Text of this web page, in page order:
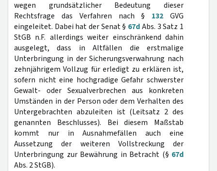
wegen grundsätzlicher Bedeutung dieser
Rechtsfrage das Verfahren nach § 132 GVG
eingeleitet. Dabei hat der Senat § 67dAbs. 3 Satz 1
StGB n.F. allerdings weiter einschränkend dahin
ausgelegt, dass in Altfällen die erstmalige
Unterbringung in der Sicherungsverwahrung nach
zehnjährigem Vollzug für erledigt zu erklären ist,
sofern nicht eine hochgradige Gefahr schwerster
Gewalt- oder Sexualverbrechen aus konkreten
Umständen in der Person oder dem Verhalten des
Untergebrachten abzuleiten ist (Leitsatz 2 des
genannten Beschlusses). Bei diesem Maßstab
kommt nur in Ausnahmefällen auch eine
Aussetzung der weiteren Vollstreckung der
Unterbringung zur Bewährung in Betracht (§ 67d
Abs. 2 StGB).